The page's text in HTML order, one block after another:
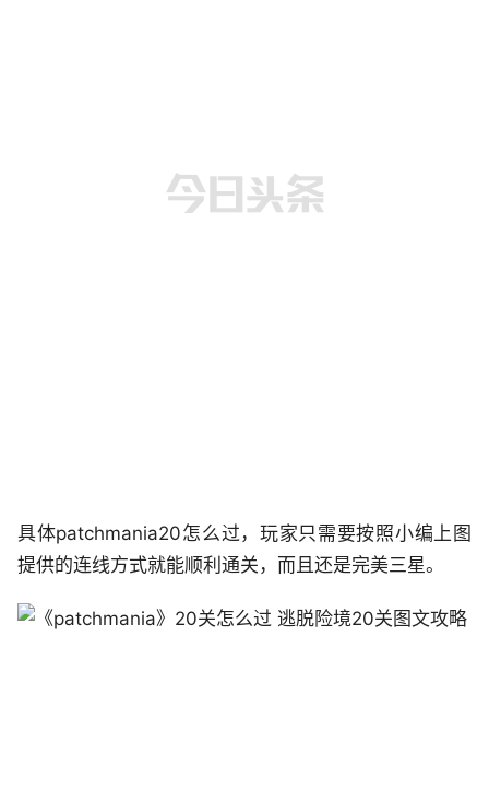
具体patchmania20怎么过，玩家只需要按照小编上图
提供的连线方式就能顺利通关，而且还是完美三星。